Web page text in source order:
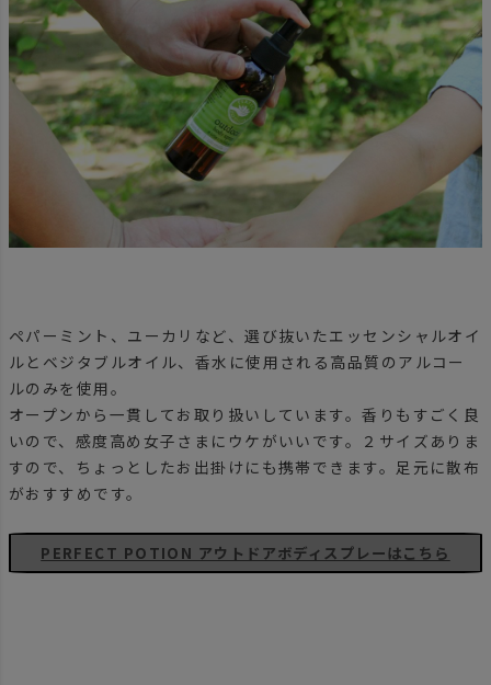
ペパーミント、ユーカリなど、選び抜いたエッセンシャルオイ
ルとベジタブルオイル、香水に使用される高品質のアルコー
ルのみを使用。
オープンから一貫してお取り扱いしています。香りもすごく良
いので、感度高め女子さまにウケがいいです。２サイズありま
すので、ちょっとしたお出掛けにも携帯できます。足元に散布
がおすすめです。
PERFECT POTION アウトドアボディスプレーはこちら